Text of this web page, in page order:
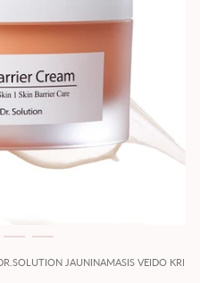
JAUNINAMASIS VEIDO